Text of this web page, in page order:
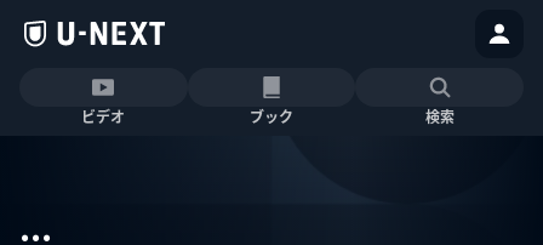
ビデオ ブック 検索
...